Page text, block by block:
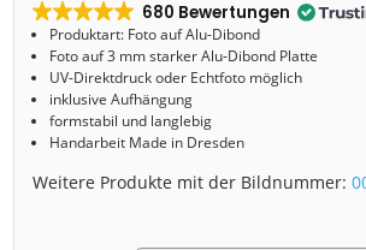
680 Bewertungen
Produktart: Foto auf Alu-Dibond
Foto auf 3 mm starker Alu-Dibond Platte
UV-Direktdruck oder Echtfoto möglich
inklusive Aufhängung
formstabil und langlebig
Handarbeit Made in Dresden
Weitere Produkte mit der Bildnummer: